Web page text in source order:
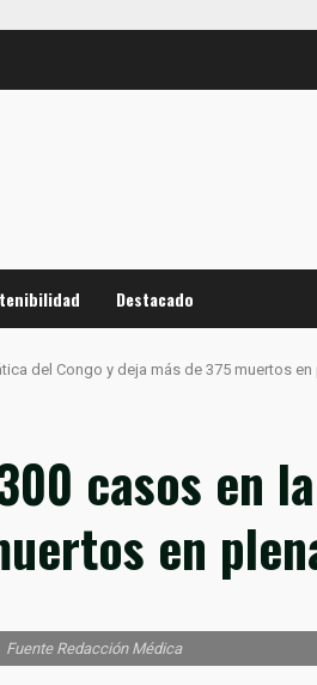
Destacado
del Congo y deja más de 375 muertos
casos en
en
Fuente Redacción Médica